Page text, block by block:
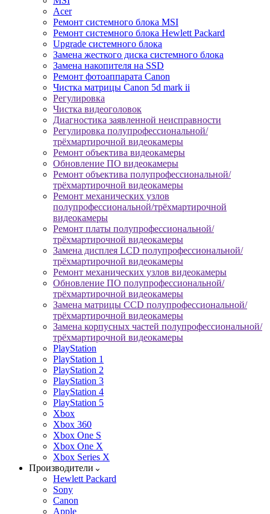
Acer
Ремонт системного блока MSI
Ремонт системного блока Hewlett Packard
Upgrade системного блока
Замена жесткого диска системного блока
Замена накопителя на SSD
Ремонт фотоаппарата Canon
Чистка матрицы Canon 5d mark ii
Регулировка
Чистка видеоголовок
Диагностика заявленной неисправности
Регулировка полупрофессиональной/
трёхмартирочной видеокамеры
Ремонт объектива видеокамеры
Обновление ПО видеокамеры
Ремонт объектива полупрофессиональной/
трёхмартирочной видеокамеры
Ремонт механических узлов
полупрофессиональной/трёхмартирочной
видеокамеры
Ремонт платы полупрофессиональной/
трёхмартирочной видеокамеры
Замена дисплея LCD полупрофессиональной/
трёхмартирочной видеокамеры
Ремонт механических узлов видеокамеры
Обновление ПО полупрофессиональной/
трёхмартирочной видеокамеры
Замена матрицы CCD полупрофессиональной/
трёхмартирочной видеокамеры
Замена корпусных частей полупрофессиональной/
трёхмартирочной видеокамеры
PlayStation
PlayStation 1
PlayStation 2
PlayStation 3
PlayStation 4
PlayStation 5
Xbox
Xbox 360
Xbox One S
Xbox One X
Xbox Series X
Производители
Hewlett Packard
Sony
Canon
Apple